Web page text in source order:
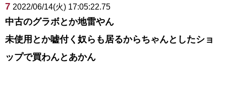
7 2022/06/14(火) 17:05:22.75
中古のグラボとか地雷やん
未使用とか嘘付く奴らも居るからちゃんとしたショ
ップで買わんとあかん